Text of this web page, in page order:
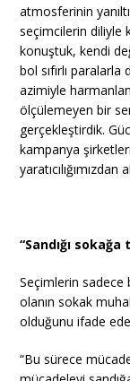
atmosferinin
seçimcilerin diliyle
konuştuk, kendi
bol sıfırlı
azimiyle
ölçülemeyen bir
gerçekleştirdik.
kampanya
“Sandığı sokağa
Seçimlerin sadece
olanın sokak
olduğunu ifade
“Bu sürece